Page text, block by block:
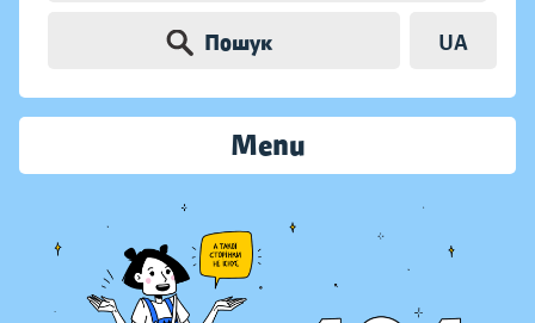
Пошук UA
Menu